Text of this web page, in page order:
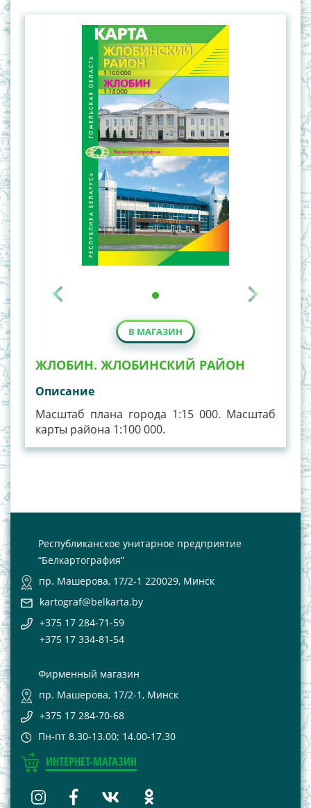
В МАГАЗИН
ЖЛОБИН. ЖЛОБИНСКИЙ РАЙОН
Описание
Масштаб плана города 1:15 000. Масштаб
карты района 1:100 000.
Республиканское унитарное предприятие
“Белкартография”
пр. Машерова, 17/2-1 220029, Минск
kartograf@belkarta.by
+375 17 284-71-59
+375 17 334-81-54
Фирменный магазин
пр. Машерова, 17/2-1, Минск
+375 17 284-70-68
Пн-пт 8.30-13.00; 14.00-17.30
ИНТЕРНЕТ-МАГАЗИН